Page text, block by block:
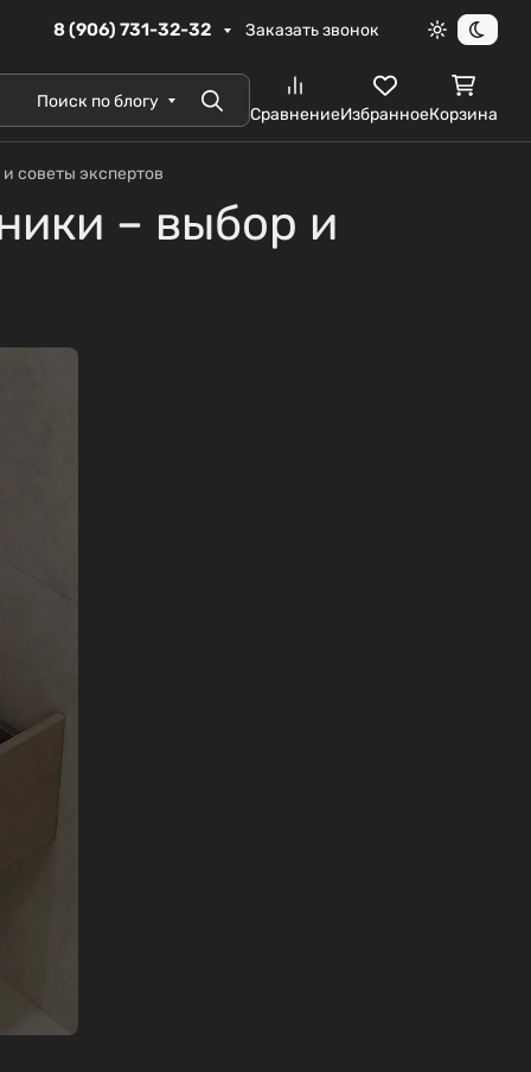
8 (906) 731-32-32 Заказать звонок
Светлая
Поиск по блогу ПоискСравнениеИзбранноеКорзина
советы экспертов
– выбор и